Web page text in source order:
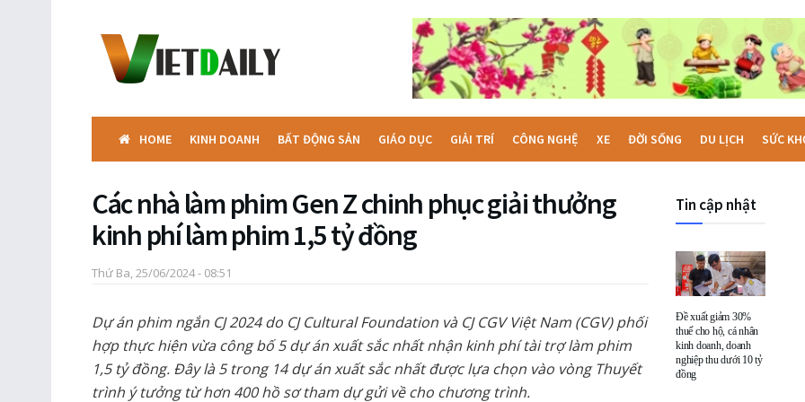
HOME KINH DOANH BẤT ĐỘNG SẢN GIÁO DỤC GIẢI TRÍ CÔNG NGHỆ XE ĐỜI SỐNG DU LỊCH SỨC
Các nhà làm phim Gen Z chinh phục giải thưởng
kinh phí làm phim 1,5 tỷ đồng
Thứ Ba, 25/06/2024 - 08:51
Dự án phim ngắn CJ 2024 do CJ Cultural Foundation và CJ CGV Việt Nam (CGV) phối
hợp thực hiện vừa công bố 5 dự án xuất sắc nhất nhận kinh phí tài trợ làm phim
1,5 tỷ đồng. Đây là 5 trong 14 dự án xuất sắc nhất được lựa chọn vào vòng Thuyết
trình ý tưởng từ hơn 400 hồ sơ tham dự gửi về cho chương trình.
Tin cập nhật
Đề xuất giảm 30%
thuế cho hộ, cá nhân
kinh doanh, doanh
nghiệp thu dưới 10 tỷ
đồng